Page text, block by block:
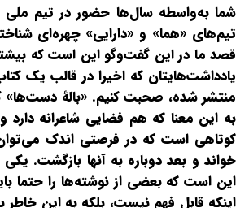
شما به‌واسطه سال‌ها حضور در تیم ملی
تیم‌های «هما» و «دارایی» چهره‌ای
قصد ما در این گفت‌وگو این است که
یادداشت‌هایتان که اخیرا در قالب یک
منتشر شده، صحبت کنیم. «بالۀ
به این معنا که هم فضایی شاعرانه
کوتاهی است که در فرصتی اندک
خواند و بعد دوباره به آنها بازگشت.
این است که بعضی از نوشته‌ها را حتما
اینکه قابل فهم نیست، بلکه به این خاطر